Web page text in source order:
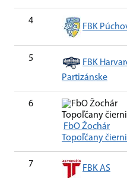
4
FBK
5
FBK
Partizánske
6
FbO Žochár
Topoľčany čierni
7
FBK AS